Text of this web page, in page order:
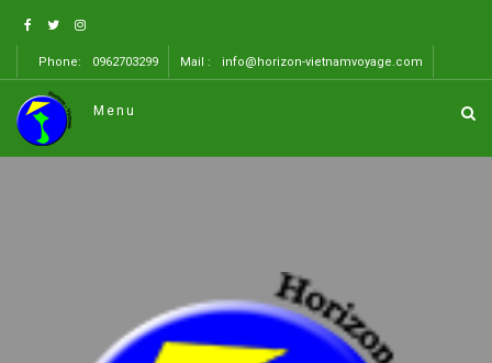
Phone: 0962703299 Mail : info@horizon-vietnamvoyage.com
Menu